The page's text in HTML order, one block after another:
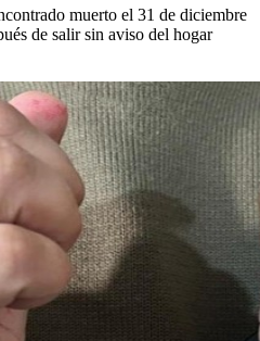
muerto el 31 de diciembre
de salir sin aviso del hogar